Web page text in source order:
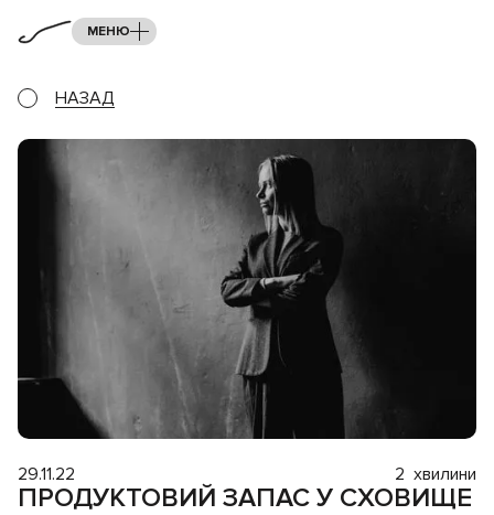
МЕНЮ
НАЗАД
29.11.22 2 хвилини
ПРОДУКТОВИЙ ЗАПАС У СХОВИЩЕ